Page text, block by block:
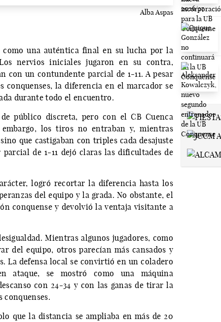
Alba Aspas
como una auténtica final en su lucha por la
nervios iniciales jugaron en su contra,
con un contundente parcial de 1-11. A pesar
conquenses, la diferencia en el marcador se
durante todo el encuentro.
público discreta, pero con el CB Cuenca
los tiros no entraban y, mientras
que castigaban con triples cada desajuste
de 1-11 dejó claras las dificultades de
logró recortar la diferencia hasta los
del equipo y la grada. No obstante, el
conquense y devolvió la ventaja visitante a
Mientras algunos jugadores, como
del equipo, otros parecían más cansados y
La defensa local se convirtió en un coladero
ataque, se mostró como una máquina
con 24-34 y con las ganas de tirar la
conquenses.
que la distancia se ampliaba en más de 20